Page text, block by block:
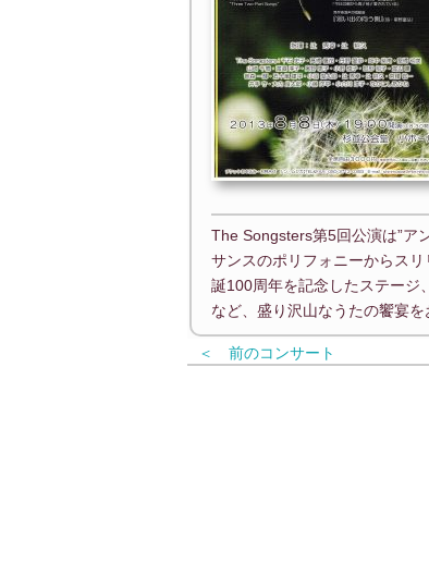
The Songsters第5回公演は”ア
サンスのポリフォニーからス
誕100周年を記念したステージ
など、盛り沢山なうたの饗宴
＜ 前のコンサート